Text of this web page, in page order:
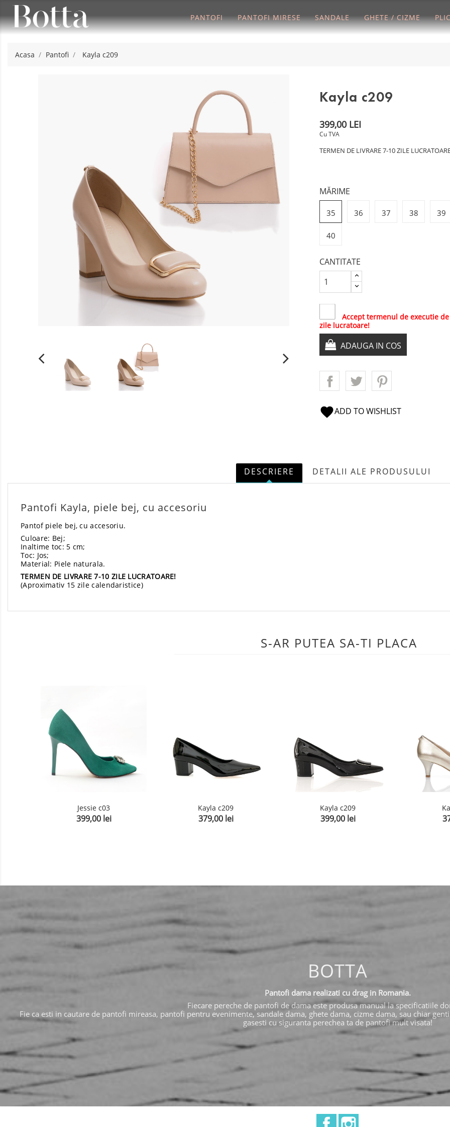
PANTOFI PANTOFI MIRESE SANDALE GHETE / CIZME
Acasa Pantofi Kayla c209
Kayla c209
399,00 LEI
Cu TVA
TERMEN DE LIVRARE 7-10 ZILE
MĂRIME
35 36 37 38 39
40
CANTITATE
Accept termenul de executie
zile lucratoare!
ADAUGA IN COS
favoriteADD TO WISHLIST
DESCRIERE DETALII ALE PRODUSULUI
Pantofi Kayla, piele bej, cu accesoriu
Pantof piele bej, cu accesoriu.
Culoare: Bej;
Inaltime toc: 5 cm;
Toc: Jos;
Material: Piele naturala.
TERMEN DE LIVRARE 7-10 ZILE LUCRATOARE!
(Aproximativ 15 zile calendaristice)
S-AR PUTEA SA-TI PLACA
Jessie c03
Pret
399,00 lei
Kayla c209
Pret
379,00 lei
Kayla c209
Pret
399,00 lei
BOTTA
Pantofi dama realizati cu drag in Romania.
Fiecare pereche de pantofi de dama este produsa manual la specificatiile
Fie ca esti in cautare de pantofi mireasa, pantofi pentru evenimente, sandale dama, ghete dama, cizme dama, sau chiar
gasesti cu siguranta perechea ta de pantofi mult visata!
Facebook